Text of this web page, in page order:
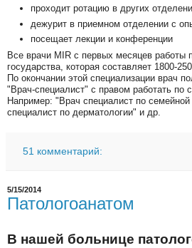
проходит ротацию в других
дежурит в приемном отделении с
посещает лекции и конференции
Все врачи MIR с первых месяцев работы
государства, которая составляет 1800-
По окончании этой специализации врач
"Врач-специалист" с правом работать по
Например: "Врач специалист по
специалист по дерматологии" и др.
51 комментарий:
5/15/2014
Патологоанатом
В нашей больнице